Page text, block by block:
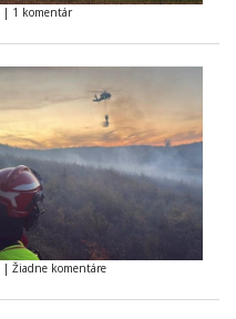
| 1 komentár
| Žiadne komentáre